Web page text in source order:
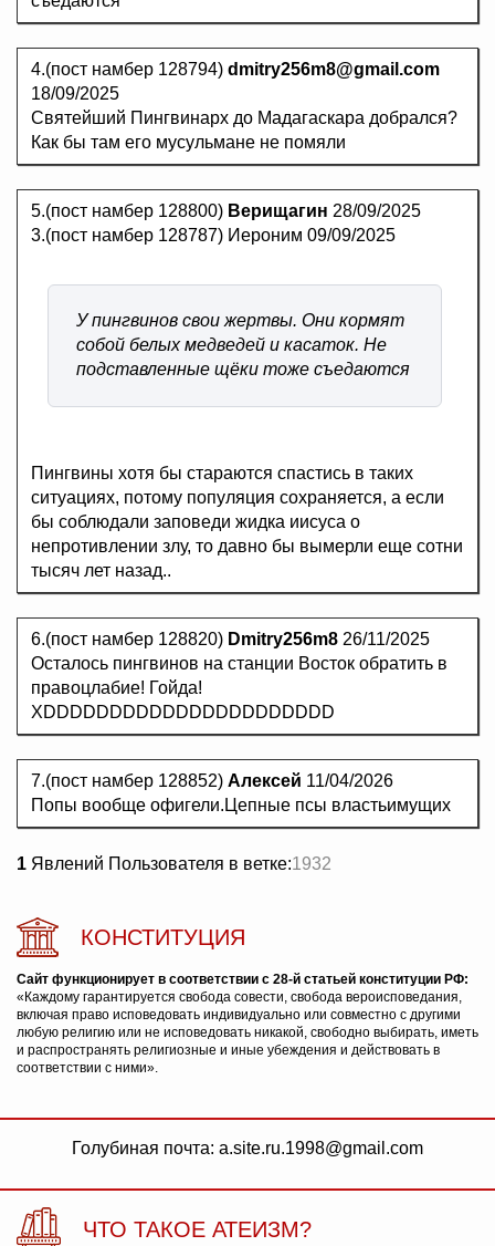
4.(пост намбер 128794) dmitry256m8@gmail.com
18/09/2025
Святейший Пингвинарх до Мадагаскара добрался?
Как бы там его мусульмане не помяли
5.(пост намбер 128800) Верищагин 28/09/2025
3.(пост намбер 128787) Иероним 09/09/2025
У пингвинов свои жертвы. Они кормят
собой белых медведей и касаток. Не
подставленные щёки тоже съедаются
Пингвины хотя бы стараются спастись в таких
ситуациях, потому популяция сохраняется, а если
бы соблюдали заповеди жидка иисуса о
непротивлении злу, то давно бы вымерли еще сотни
тысяч лет назад..
6.(пост намбер 128820) Dmitry256m8 26/11/2025
Осталось пингвинов на станции Восток обратить в
правоцлабие! Гойда!
XDDDDDDDDDDDDDDDDDDDDDD
7.(пост намбер 128852) Алексей 11/04/2026
Попы вообще офигели.Цепные псы властьимущих
1 Явлений Пользователя в ветке:1932
КОНСТИТУЦИЯ
Сайт функционирует в соответствии с 28-й статьей конституции РФ:
«Каждому гарантируется свобода совести, свобода вероисповедания,
включая право исповедовать индивидуально или совместно с другими
любую религию или не исповедовать никакой, свободно выбирать, иметь
и распространять религиозные и иные убеждения и действовать в
соответствии с ними».
Голубиная почта: a.site.ru.1998@gmail.com
ЧТО ТАКОЕ АТЕИЗМ?